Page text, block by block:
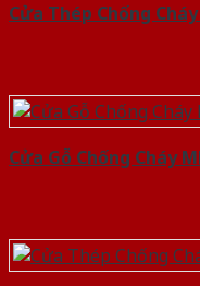
Cửa Thép Chống Cháy
Cửa Gỗ Chống Cháy